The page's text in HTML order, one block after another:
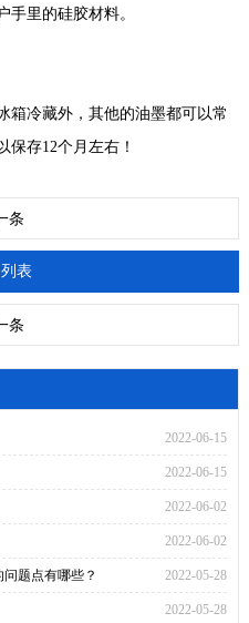
手里的硅胶材料。
箱冷藏外，其他的油墨都可以常
保存12个月左右！
条
表
条
2022-06-15
2022-06-15
2022-06-02
2022-06-02
2022-05-28
题点有哪些？
2022-05-28